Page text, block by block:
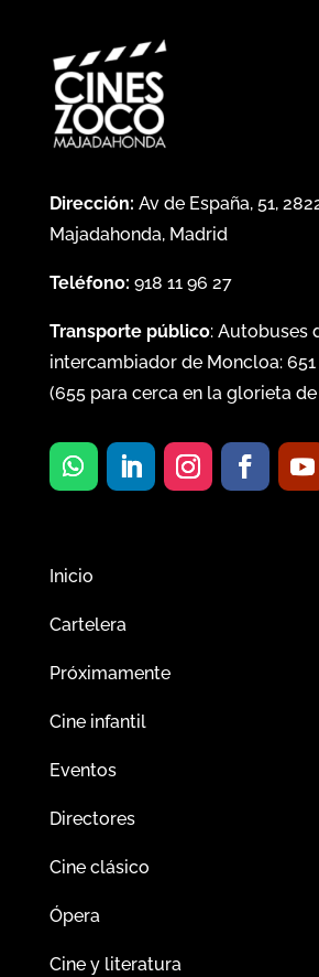
Dirección: Av de España, 51,
Majadahonda, Madrid
Teléfono: 918 11 96 27
Transporte público: Autobuses
intercambiador de Moncloa: 651
(655para cerca en la glorieta de
Inicio
Cartelera
Próximamente
Cine infantil
Eventos
Directores
Cine clásico
Ópera
Cine y literatura